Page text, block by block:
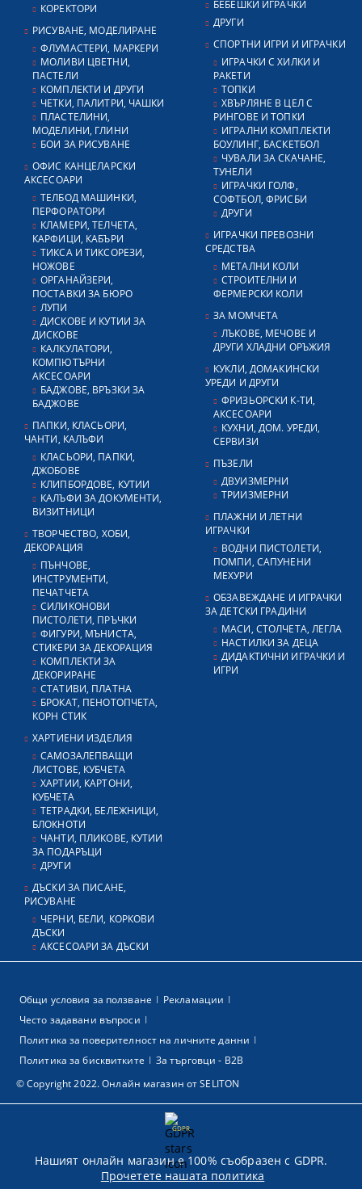
КОРЕКТОРИ
РИСУВАНЕ, МОДЕЛИРАНЕ
ФЛУМАСТЕРИ, МАРКЕРИ
МОЛИВИ ЦВЕТНИ,
ПАСТЕЛИ
КОМПЛЕКТИ И ДРУГИ
ЧЕТКИ, ПАЛИТРИ, ЧАШКИ
ПЛАСТЕЛИНИ,
МОДЕЛИНИ, ГЛИНИ
БОИ ЗА РИСУВАНЕ
ОФИС КАНЦЕЛАРСКИ
АКСЕСОАРИ
ТЕЛБОД МАШИНКИ,
ПЕРФОРАТОРИ
КЛАМЕРИ, ТЕЛЧЕТА,
КАРФИЦИ, КАБЪРИ
ТИКСА И ТИКСОРЕЗИ,
НОЖОВЕ
ОРГАНАЙЗЕРИ,
ПОСТАВКИ ЗА БЮРО
ЛУПИ
ДИСКОВЕ И КУТИИ ЗА
ДИСКОВЕ
КАЛКУЛАТОРИ,
КОМПЮТЪРНИ
АКСЕСОАРИ
БАДЖОВЕ, ВРЪЗКИ ЗА
БАДЖОВЕ
ПАПКИ, КЛАСЬОРИ,
ЧАНТИ, КАЛЪФИ
КЛАСЬОРИ, ПАПКИ,
ДЖОБОВЕ
КЛИПБОРДОВЕ, КУТИИ
КАЛЪФИ ЗА ДОКУМЕНТИ,
ВИЗИТНИЦИ
ТВОРЧЕСТВО, ХОБИ,
ДЕКОРАЦИЯ
ПЪНЧОВЕ,
ИНСТРУМЕНТИ,
ПЕЧАТЧЕТА
СИЛИКОНОВИ
ПИСТОЛЕТИ, ПРЪЧКИ
ФИГУРИ, МЪНИСТА,
СТИКЕРИ ЗА ДЕКОРАЦИЯ
КОМПЛЕКТИ ЗА
ДЕКОРИРАНЕ
СТАТИВИ, ПЛАТНА
БРОКАТ, ПЕНОТОПЧЕТА,
КОРН СТИК
ХАРТИЕНИ ИЗДЕЛИЯ
САМОЗАЛЕПВАЩИ
ЛИСТОВЕ, КУБЧЕТА
ХАРТИИ, КАРТОНИ,
КУБЧЕТА
ТЕТРАДКИ, БЕЛЕЖНИЦИ,
БЛОКНОТИ
ЧАНТИ, ПЛИКОВЕ, КУТИИ
ЗА ПОДАРЪЦИ
ДРУГИ
ДЪСКИ ЗА ПИСАНЕ,
РИСУВАНЕ
ЧЕРНИ, БЕЛИ, КОРКОВИ
ДЪСКИ
АКСЕСОАРИ ЗА ДЪСКИ
БЕБЕШКИ ИГРАЧКИ
ДРУГИ
СПОРТНИ ИГРИ И ИГРАЧКИ
ИГРАЧКИ С ХИЛКИ И
РАКЕТИ
ТОПКИ
ХВЪРЛЯНЕ В ЦЕЛ С
РИНГОВЕ И ТОПКИ
ИГРАЛНИ КОМПЛЕКТИ
БОУЛИНГ, БАСКЕТБОЛ
ЧУВАЛИ ЗА СКАЧАНЕ,
ТУНЕЛИ
ИГРАЧКИ ГОЛФ,
СОФТБОЛ, ФРИСБИ
ДРУГИ
ИГРАЧКИ ПРЕВОЗНИ
СРЕДСТВА
МЕТАЛНИ КОЛИ
СТРОИТЕЛНИ И
ФЕРМЕРСКИ КОЛИ
ЗА МОМЧЕТА
ЛЪКОВЕ, МЕЧОВЕ И
ДРУГИ ХЛАДНИ ОРЪЖИЯ
КУКЛИ, ДОМАКИНСКИ
УРЕДИ И ДРУГИ
ФРИЗЬОРСКИ К-ТИ,
АКСЕСОАРИ
КУХНИ, ДОМ. УРЕДИ,
СЕРВИЗИ
ПЪЗЕЛИ
ДВУИЗМЕРНИ
ТРИИЗМЕРНИ
ПЛАЖНИ И ЛЕТНИ
ИГРАЧКИ
ВОДНИ ПИСТОЛЕТИ,
ПОМПИ, САПУНЕНИ
МЕХУРИ
ОБЗАВЕЖДАНЕ И ИГРАЧКИ
ЗА ДЕТСКИ ГРАДИНИ
МАСИ, СТОЛЧЕТА, ЛЕГЛА
НАСТИЛКИ ЗА ДЕЦА
ДИДАКТИЧНИ ИГРАЧКИ И
ИГРИ
© Copyright 2022. Онлайн магазин от SELITON
Общи условия за ползване
Рекламации
Често задавани въпроси
Политика за поверителност на личните данни
Политика за бисквитките
За търговци - В2В
GDPR
Нашият онлайн магазин е 100% съобразен с GDPR.
Прочетете нашата политика